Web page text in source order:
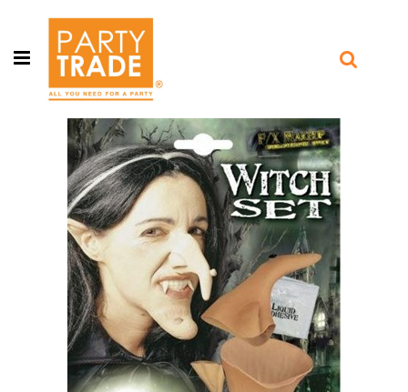
Open menu